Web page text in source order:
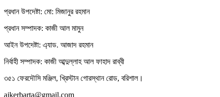
প্রধান উপদেষ্টা: মো: মিজানুর রহমান
প্রধান সম্পাদক: কাজী আল মামুন
আইন উপদেষ্টা: এ্যাড. আজাদ রহমান
নির্বাহী সম্পাদক: কাজী আব্দুল্লাহ আল ফাহাদ রাব্বী
৩৫১ ফেরদৌসি মঞ্জিল, খ্রিস্টান গোরস্থান রোড, বরিশাল।
ajkerbarta@gmail.com